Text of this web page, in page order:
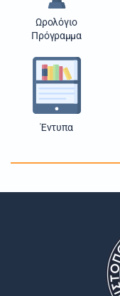
Ωρολόγιο
Πρόγραμμα
Έντυπα